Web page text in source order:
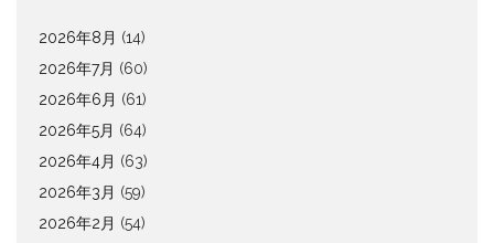
2026年8月 (14)
2026年7月 (60)
2026年6月 (61)
2026年5月 (64)
2026年4月 (63)
2026年3月 (59)
2026年2月 (54)